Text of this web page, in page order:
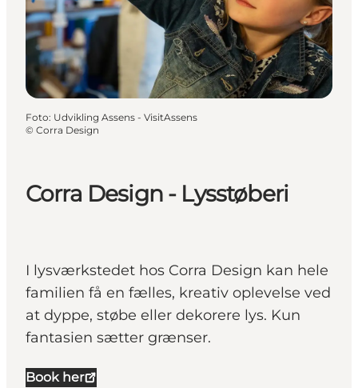
Planlæg ferien
Corra Design - Lysstøberi
I lysværkstedet hos Corra Design kan hele
familien få en fælles, kreativ oplevelse ved
at dyppe, støbe eller dekorere lys. Kun
fantasien sætter grænser.
Book her
Foto: Udvikling Assens - VisitAssens
© Corra Design